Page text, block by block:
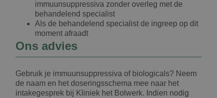
immuunsuppressiva zonder overleg met de
behandelend specialist
Als de behandelend specialist de ingreep op dit
moment afraadt
Ons advies
Gebruik je immuunsuppressiva of biologicals? Neem
de naam en het doseringsschema mee naar het
intakegesprek bij Kliniek het Bolwerk. Indien nodig